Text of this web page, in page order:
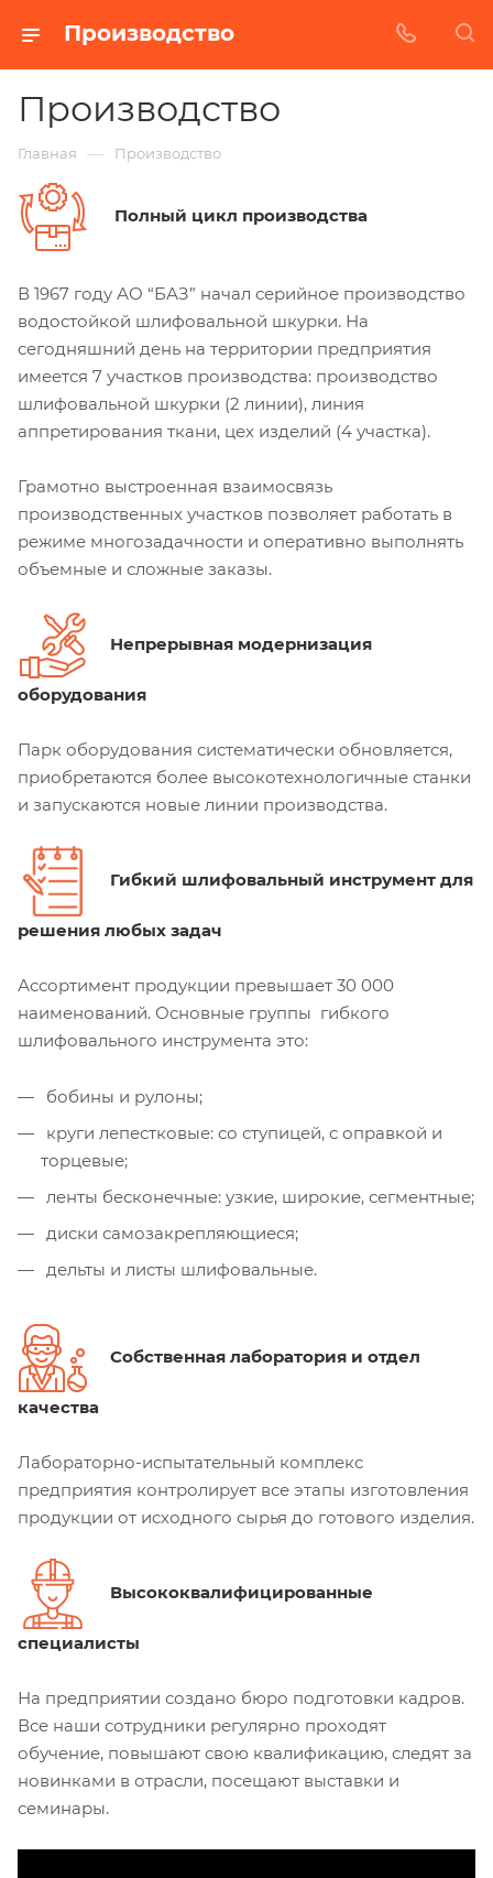
Производство
Производство
Главная — Производство
Полный цикл производства
В 1967 году АО “БАЗ” начал серийное производство
водостойкой шлифовальной шкурки. На
сегодняшний день на территории предприятия
имеется 7 участков производства: производство
шлифовальной шкурки (2 линии), линия
аппретирования ткани, цех изделий (4 участка).
Грамотно выстроенная взаимосвязь
производственных участков позволяет работать в
режиме многозадачности и оперативно выполнять
объемные и сложные заказы.
Непрерывная модернизация
оборудования
Парк оборудования систематически обновляется,
приобретаются более высокотехнологичные станки
и запускаются новые линии производства.
Гибкий шлифовальный инструмент для
решения любых задач
Ассортимент продукции превышает 30 000
наименований. Основные группы гибкого
шлифовального инструмента это:
бобины и рулоны;
круги лепестковые: со ступицей, с оправкой и
торцевые;
ленты бесконечные: узкие, широкие, сегментные;
диски самозакрепляющиеся;
дельты и листы шлифовальные.
Собственная лаборатория и отдел
качества
Лабораторно-испытательный комплекс
предприятия контролирует все этапы изготовления
продукции от исходного сырья до готового изделия.
Высококвалифицированные
специалисты
На предприятии создано бюро подготовки кадров.
Все наши сотрудники регулярно проходят
обучение, повышают свою квалификацию, следят за
новинками в отрасли, посещают выставки и
семинары.